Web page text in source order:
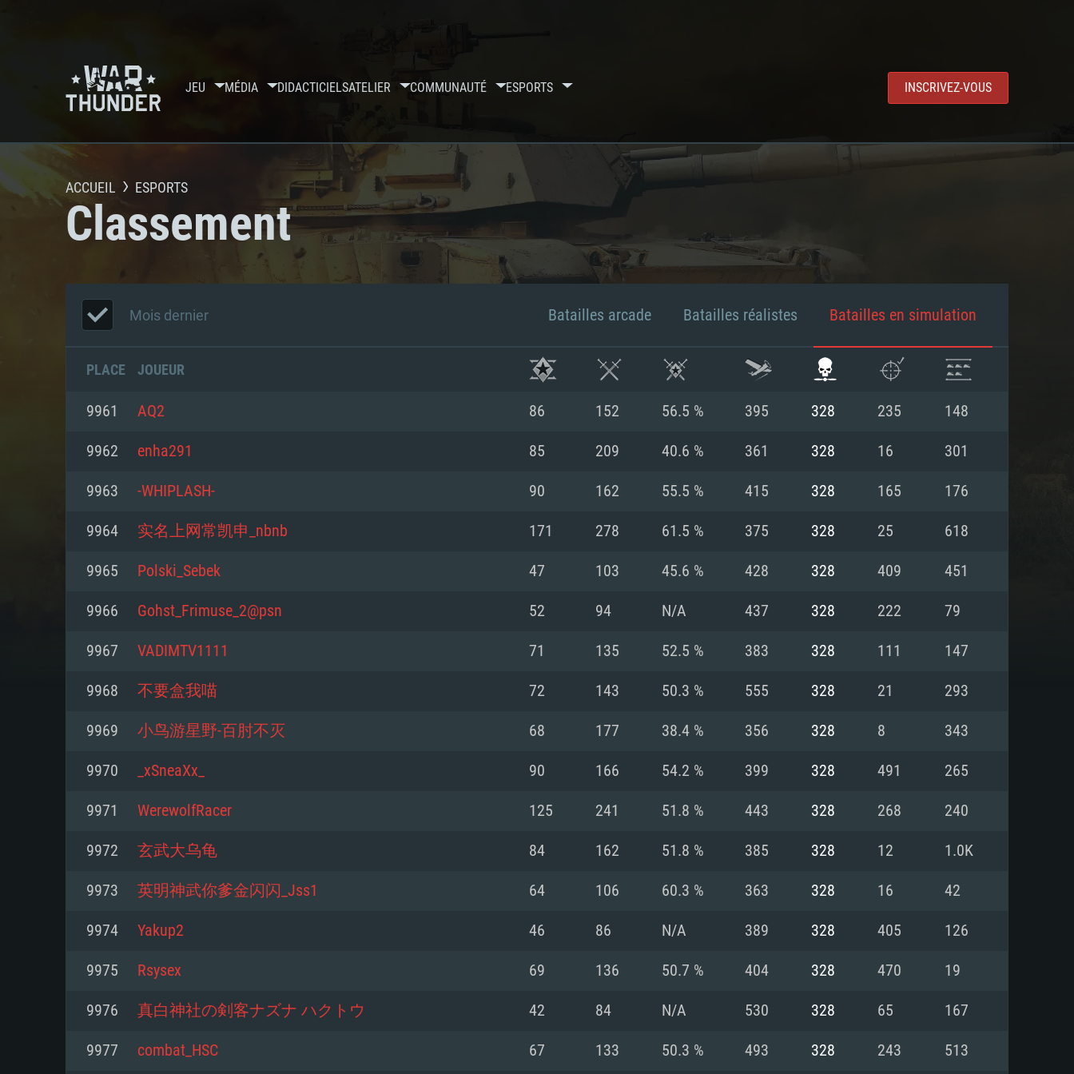
JEU MÉDIA DIDACTICIELSATELIER COMMUNAUTÉ ESPORTS INSCRIVEZ-VOUS
CONFIGURATION SYSTÈME REQUISE
Pour PC
Minimum
Mémoire: 4 GB
Carte graphique supportant DirectX 11: AMD
Radeon 77XX / NVIDIA GeForce GTX 660. La
résolution minimale supportée par le jeu est de
Recommandée
Carte graphique supportant DirectX 11 ou plus et
drivers: Nvidia GeForce 1060 et plus, Radeon RX
570 et plus.
Connection: Connexion Internet à haut débit
Minimum
processeurs Intel Xeon ne sont pas supportés)
Mémoire: 6 GB
Carte graphique: Intel Iris Pro 5200 (Mac), ou
analogue AMD/Nvidia. La résolution minimale
Recommandée
ne sont pas supportés)
Mémoire: 8 GB
Carte graphique: Radeon Vega II ou plus avec
support de Metal
Connection: Connexion Internet à haut débit
Minimum
modernes
Processeur: Dual-Core 2.4 GHz
Mémoire: 4 GB
Carte graphique: NVIDIA 660 avec les derniers
drivers (moins de 6 mois) / de même pour AMD
de 720p)
Recommandée
Carte graphique: NVIDIA 1060 avec les derniers
drivers (moins de 6 mois) / de même pour AMD
(Radeon RX 570) avec les derniers drivers de
ACCUEIL ESPORTS
Classement
Mois dernier Batailles arcade Batailles réalistes Batailles en simulation
PLACE JOUEUR
9961 AQ2 86 152 56.5 % 395 328 235 148
9962 enha291 85 209 40.6 % 361 328 16 301
9963 -WHIPLASH- 90 162 55.5 % 415 328 165 176
9964 实名上网常凯申_nbnb 171 278 61.5 % 375 328 25 618
9965 Polski_Sebek 47 103 45.6 % 428 328 409 451
9966 Gohst_Frimuse_2@psn 52 94 N/A 437 328 222 79
9967 VADIMTV1111 71 135 52.5 % 383 328 111 147
9968 不要盒我喵 72 143 50.3 % 555 328 21 293
9969 小鸟游星野-百肘不灭 68 177 38.4 % 356 328 8 343
9970 _xSneaXx_ 90 166 54.2 % 399 328 491 265
9971 WerewolfRacer 125 241 51.8 % 443 328 268 240
9972 玄武大乌龟 84 162 51.8 % 385 328 12 1.0K
9973 英明神武你爹金闪闪_Jss1 64 106 60.3 % 363 328 16 42
9974 Yakup2 46 86 N/A 389 328 405 126
9975 Rsysex 69 136 50.7 % 404 328 470 19
9976 真白神社の剣客ナズナ ハクトウ 42 84 N/A 530 328 65 167
9977 combat_HSC 67 133 50.3 % 493 328 243 513